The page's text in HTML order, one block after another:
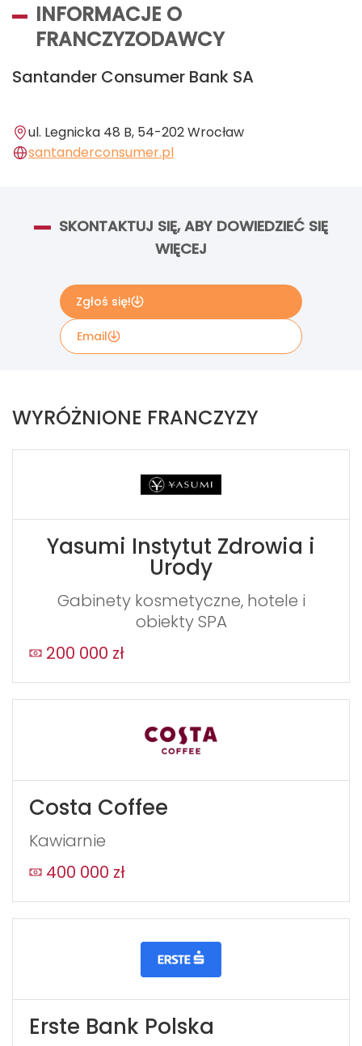
INFORMACJE O
FRANCZYZODAWCY
Santander Consumer Bank SA
ul. Legnicka 48 B, 54-202 Wrocław
santanderconsumer.pl
SKONTAKTUJ SIĘ, ABY DOWIEDZIEĆ SIĘ
WIĘCEJ
Zgłoś się!
Email
zawarte w formularzu zostaną przekazane
you
blank
WYŚLIJ
WYRÓŻNIONE FRANCZYZY
Yasumi Instytut Zdrowia i
Urody
Gabinety kosmetyczne, hotele i
obiekty SPA
200 000 zł
Costa Coffee
Kawiarnie
400 000 zł
Erste Bank Polska